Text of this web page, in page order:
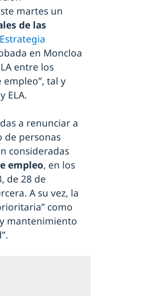
martes un
de las
Estrategia
en Moncloa
entre los
tal y
ELA.
a renunciar a
de personas
consideradas
empleo, en los
de 28 de
A su vez, la
como
mantenimiento